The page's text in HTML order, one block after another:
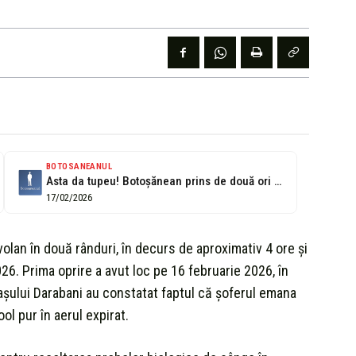
BOTOSANEANUL
Asta da tupeu! Botoșănean prins de două ori băut la volan
17/02/2026
în două rânduri, în decurs de aproximativ 4 ore şi
Prima oprire a avut loc pe 16 februarie 2026, în
Darabani au constatat faptul că șoferul emana
pur în aerul expirat.